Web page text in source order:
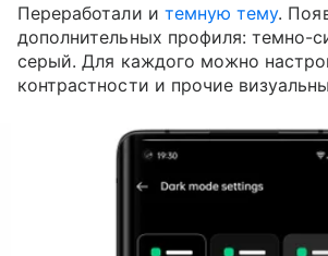
Переработали и темную тему.
дополнительных профиля: темно-
серый. Для каждого можно
контрастности и прочие